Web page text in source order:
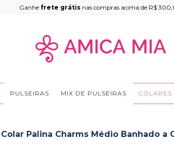
Ganhe frete grátisnas compras acima de R$
PULSEIRAS MIX DE PULSEIRAS COLARES
Colar Palina Charms Médio Banhado a